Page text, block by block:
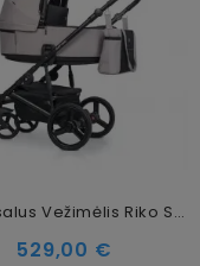
Universalus Vežimėlis Riko Senso 2in1 Powder Pink
529,00 €